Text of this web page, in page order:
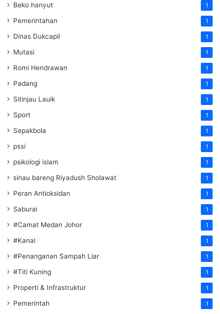
Beko hanyut 1
Pemerintahan 1
Dinas Dukcapil 1
Mutasi 1
Romi Hendrawan 1
Padang 1
Sitinjau Lauik 1
Sport 1
Sepakbola 1
pssi 1
psikologi islam 1
sinau bareng Riyadush Sholawat 1
Peran Antioksidan 1
Saburai 1
#Camat Medan Johor 1
#Kanal 1
#Penanganan Sampah Liar 1
#Titi Kuning 1
Properti & Infrastruktur 1
Pemerintah 1